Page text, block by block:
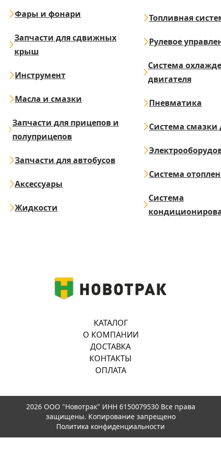
Фары и фонари
Запчасти для сдвижных
крыш
Инструмент
Масла и смазки
Запчасти для прицепов и
полуприцепов
Запчасти для автобусов
Аксессуары
Жидкости
Топливная
Рулевое
Система
двигателя
Пневматика
Система смазки
Система
Система
КАТАЛОГ
О КОМПАНИИ
ДОСТАВКА
КОНТАКТЫ
ОПЛАТА
2026 ООО "Новотрак" ИНН 6150079530 Все права
защищены. Копирование запрещено
Политика конфиденциальности